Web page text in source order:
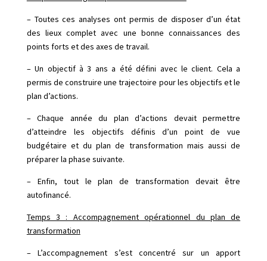
– Toutes ces analyses ont permis de disposer d’un état
des lieux complet avec une bonne connaissances des
points forts et des axes de travail.
– Un objectif à 3 ans a été défini avec le client. Cela a
permis de construire une trajectoire pour les objectifs et le
plan d’actions.
– Chaque année du plan d’actions devait permettre
d’atteindre les objectifs définis d’un point de vue
budgétaire et du plan de transformation mais aussi de
préparer la phase suivante.
– Enfin, tout le plan de transformation devait être
autofinancé.
Temps 3 : Accompagnement opérationnel du plan de
transformation
– L’accompagnement s’est concentré sur un apport